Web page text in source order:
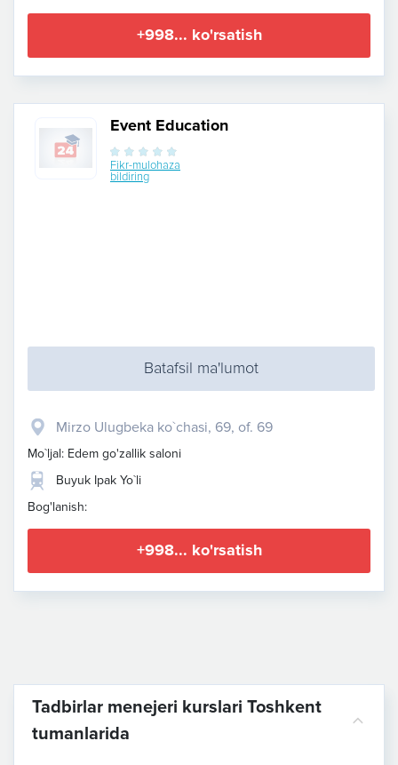
+998... ko'rsatish
Event Education
Fikr-mulohaza
bildiring
Batafsil ma'lumot
Mirzo Ulugbeka ko`chasi, 69, of. 69
Mo`ljal: Edem go'zallik saloni
Buyuk Ipak Yo`li
Bog'lanish:
+998... ko'rsatish
Tadbirlar menejeri kurslari Toshkent
tumanlarida